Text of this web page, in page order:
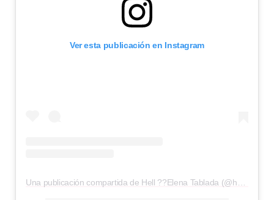
Ver esta publicación en Instagram
Una publicación compartida de Hell ??Elena Tablada (@hellentablada)